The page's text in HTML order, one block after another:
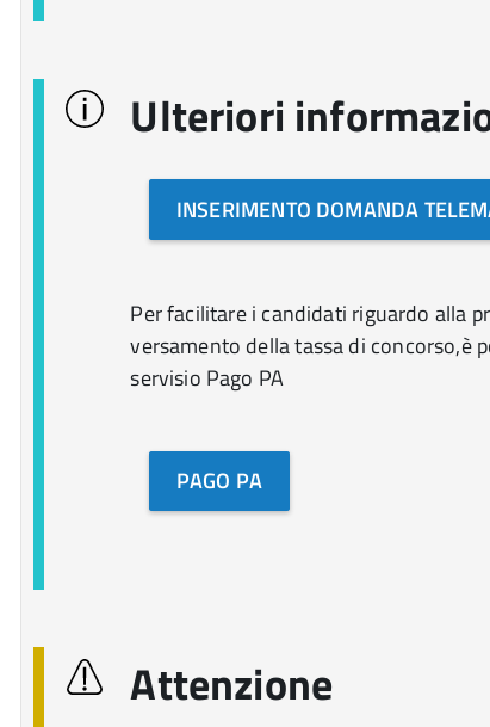
Ulteriori
INSERIMENTO DOMANDA
Per facilitare i candidati riguardo alla
versamento della tassa di concorso,è
servisio Pago PA
PAGO PA
Attenzione